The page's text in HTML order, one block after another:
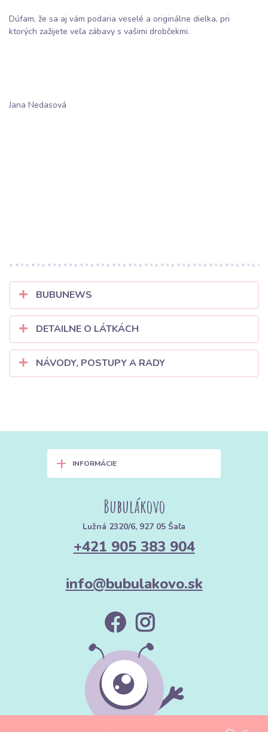
Dúfam, že sa aj vám podaria veselé a originálne dielka, pri
ktorých zažijete veľa zábavy s vašimi drobčekmi.
Jana Nedasová
BUBUNEWS
DETAILNE O LÁTKÁCH
NÁVODY, POSTUPY A RADY
+ INFORMÁCIE
Bubulákovo
Lužná 2320/6, 927 05 Šaľa
+421 905 383 904
info@bubulakovo.sk